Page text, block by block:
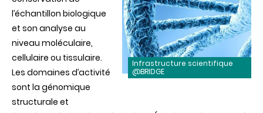
Infrastructure scientifique
@BRIDGE
l’échantillon biologique
et son analyse au
niveau moléculaire,
cellulaire ou tissulaire.
Les domaines d’activité
sont la génomique
structurale et